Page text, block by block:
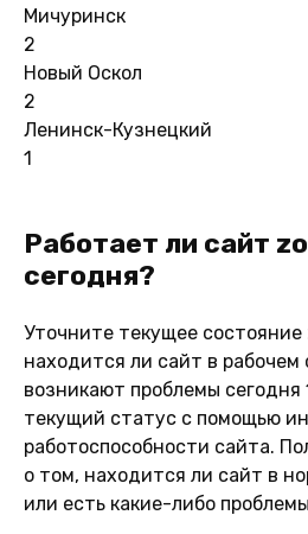
Мичуринск
2
Новый Оскол
2
Ленинск-Кузнецкий
1
Работает ли сайт
сегодня?
Уточните текущее
находится ли сайт в рабочем
возникают проблемы сегодня
текущий статус с помощью
работоспособности сайта.
о том, находится ли сайт в
или есть какие-либо